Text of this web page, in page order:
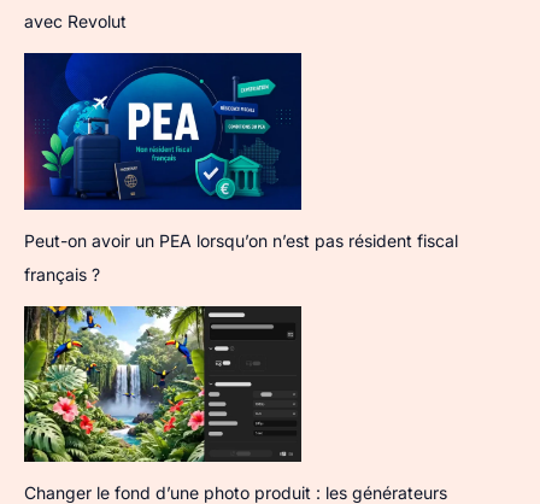
avec Revolut
Peut-on avoir un PEA lorsqu’on n’est pas résident fiscal
français ?
Changer le fond d’une photo produit : les générateurs